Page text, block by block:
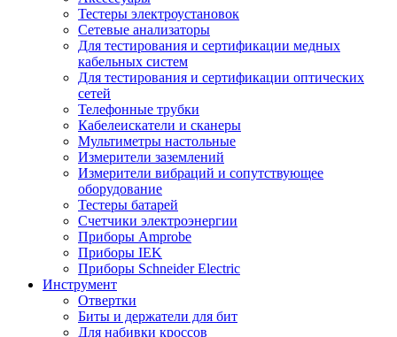
Тестеры электроустановок
Сетевые анализаторы
Для тестирования и сертификации медных
кабельных систем
Для тестирования и сертификации оптических
сетей
Телефонные трубки
Кабелеискатели и сканеры
Мультиметры настольные
Измерители заземлений
Измерители вибраций и сопутствующее
оборудование
Тестеры батарей
Счетчики электроэнергии
Приборы Amprobe
Приборы IEK
Приборы Schneider Electric
Инструмент
Отвертки
Биты и держатели для бит
Для набивки кроссов